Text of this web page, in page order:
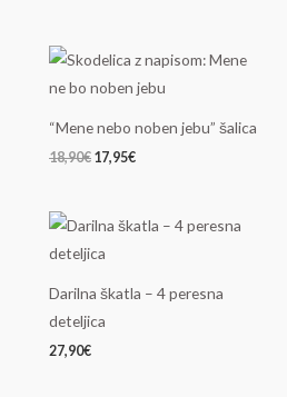
“Mene nebo noben jebu” šalica
18,90€
Izvirna
cena
je
18,90€.
17,95€
Trenutna
cena
je:
Darilna škatla – 4 peresna
deteljica
27,90€